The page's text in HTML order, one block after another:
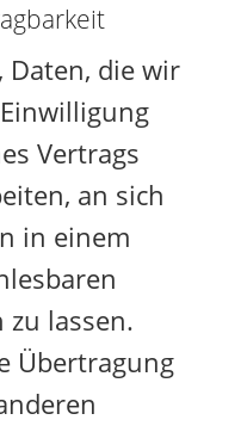
Daten, die wir
Vertrags
an sich
in einem
zu lassen.
Übertragung